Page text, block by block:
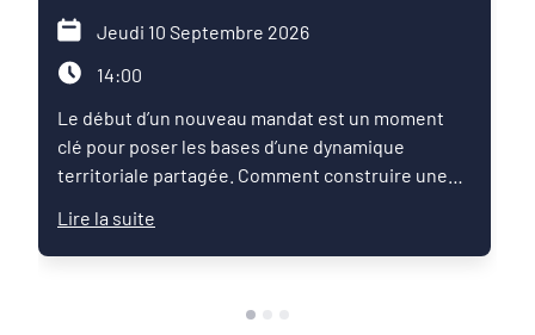
Jeudi 10 Septembre 2026
14:00
Le début d’un nouveau mandat est un moment
clé pour poser les bases d’une dynamique
territoriale partagée. Comment construire une
Comment articuler les ambitions politiques,
l’expertise des services et les enjeux du territoire
?Ce Café des territoires propose un temps
Lire la suite